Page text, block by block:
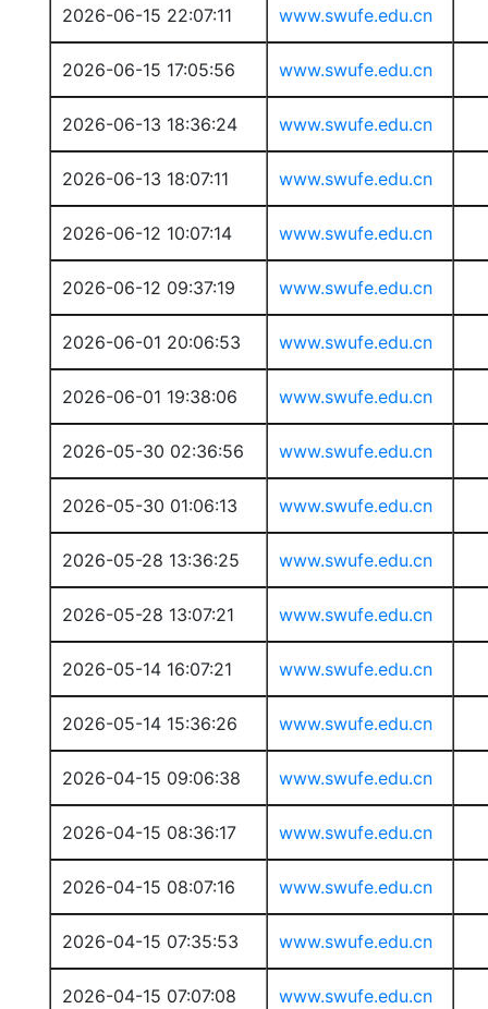
2026-06-15 22:07:11 www.swufe.edu.cn
2026-06-15 17:05:56 www.swufe.edu.cn
2026-06-13 18:36:24 www.swufe.edu.cn
2026-06-13 18:07:11 www.swufe.edu.cn
2026-06-12 10:07:14 www.swufe.edu.cn
2026-06-12 09:37:19 www.swufe.edu.cn
2026-06-01 20:06:53 www.swufe.edu.cn
2026-06-01 19:38:06 www.swufe.edu.cn
2026-05-30 02:36:56 www.swufe.edu.cn
2026-05-30 01:06:13 www.swufe.edu.cn
2026-05-28 13:36:25 www.swufe.edu.cn
2026-05-28 13:07:21 www.swufe.edu.cn
2026-05-14 16:07:21 www.swufe.edu.cn
2026-05-14 15:36:26 www.swufe.edu.cn
2026-04-15 09:06:38 www.swufe.edu.cn
2026-04-15 08:36:17 www.swufe.edu.cn
2026-04-15 08:07:16 www.swufe.edu.cn
2026-04-15 07:35:53 www.swufe.edu.cn
2026-04-15 07:07:08 www.swufe.edu.cn